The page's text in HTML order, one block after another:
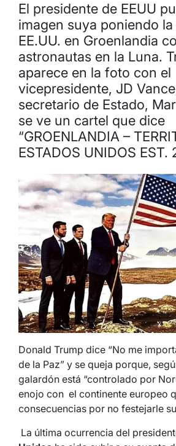
El presidente de EEUU
imagen suya poniendo
EE.UU. en Groenlandia
astronautas en la Luna.
aparece en la foto con el
vicepresidente, JD
secretario de Estado,
se ve un cartel que dice
“GROENLANDIA –
ESTADOS UNIDOS EST.
Donald Trump dice “No me
de la Paz” y se queja porque,
galardón está “controlado por
enojo con el continente europeo
consecuencias por no festejarle
La última ocurrencia del